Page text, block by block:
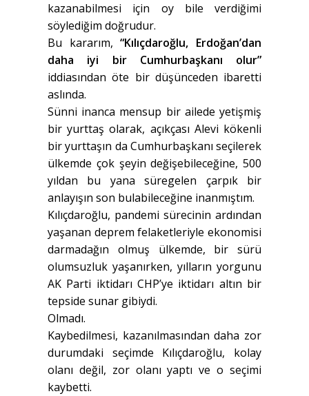
kazanabilmesi için oy bile verdiğimi
söylediğim doğrudur.
Bu kararım,“Kılıçdaroğlu, Erdoğan’dan
daha iyi bir Cumhurbaşkanı olur”
iddiasından öte bir düşünceden ibaretti
aslında.
Sünni inanca mensup bir ailede yetişmiş
bir yurttaş olarak, açıkçası Alevi kökenli
bir yurttaşın da Cumhurbaşkanı seçilerek
ülkemde çok şeyin değişebileceğine, 500
yıldan bu yana süregelen çarpık bir
anlayışın son bulabileceğine inanmıştım.
Kılıçdaroğlu, pandemi sürecinin ardından
yaşanan deprem felaketleriyle ekonomisi
darmadağın olmuş ülkemde, bir sürü
olumsuzluk yaşanırken, yılların yorgunu
AK Parti iktidarı CHP’ye iktidarı altın bir
tepside sunar gibiydi.
Olmadı.
Kaybedilmesi, kazanılmasından daha zor
durumdaki seçimde Kılıçdaroğlu, kolay
olanı değil, zor olanı yaptı ve o seçimi
kaybetti.